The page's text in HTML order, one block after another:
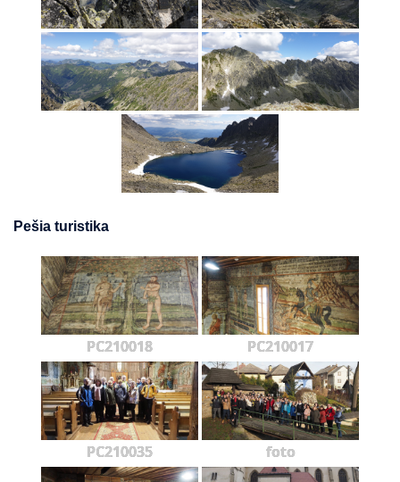
Pešia turistika
PC210018 PC210017
PC210035 foto